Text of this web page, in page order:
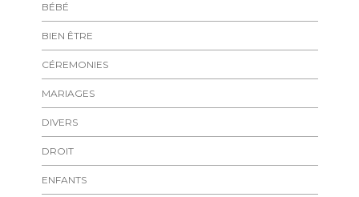
BÉBÉ
BIEN ÊTRE
CÉREMONIES
MARIAGES
DIVERS
DROIT
ENFANTS